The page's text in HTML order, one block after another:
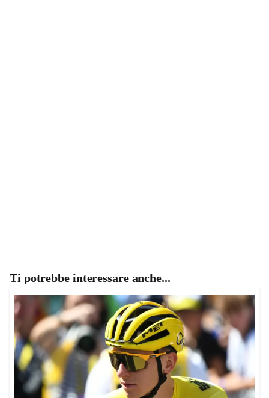
Ti potrebbe interessare anche...